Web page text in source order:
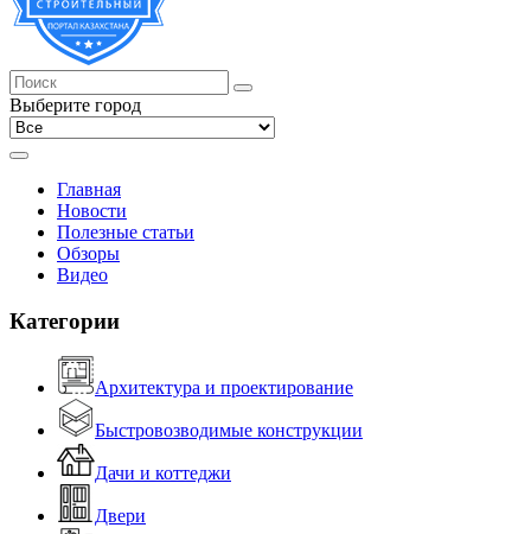
Выберите город
Главная
Новости
Полезные статьи
Обзоры
Видео
Категории
Архитектура и проектирование
Быстровозводимые конструкции
Дачи и коттеджи
Двери